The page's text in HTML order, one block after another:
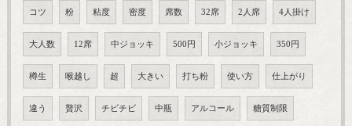
コツ 粉 粘度 密度 席数 32席 2人席 4人掛け
大人数 12席 中ジョッキ 500円 小ジョッキ 350円
樽生 喉越し 超 大きい 打ち粉 使い方 仕上がり
違う 贅沢 チビチビ 中瓶 アルコール 糖質制限